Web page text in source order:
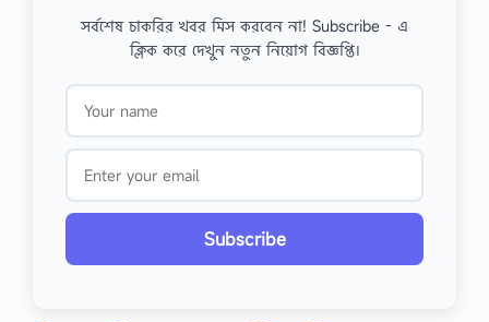
সর্বশেষ চাকরির খবর মিস করবেন না! Subscribe - এ
ক্লিক করে দেখুন নতুন নিয়োগ বিজ্ঞপ্তি।
Subscribe